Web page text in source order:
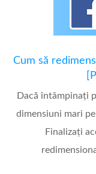
Cum să
Dacă întâmpinați
dimensiuni mari
Finalizați